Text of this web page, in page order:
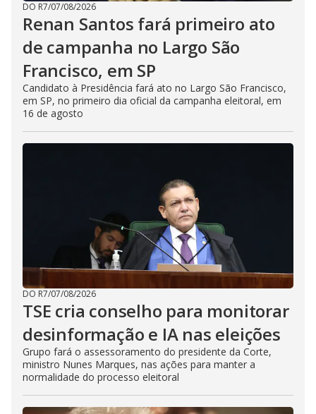
DO R7/07/08/2026
Renan Santos fará primeiro ato
de campanha no Largo São
Francisco, em SP
Candidato à Presidência fará ato no Largo São Francisco,
em SP, no primeiro dia oficial da campanha eleitoral, em
16 de agosto
DO R7/07/08/2026
TSE cria conselho para monitorar
desinformação e IA nas eleições
Grupo fará o assessoramento do presidente da Corte,
ministro Nunes Marques, nas ações para manter a
normalidade do processo eleitoral